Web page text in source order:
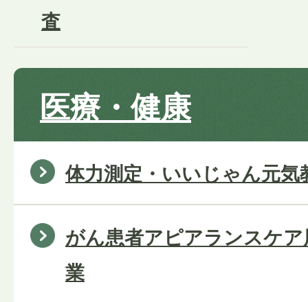
査
医療・健康
体力測定・いいじゃん元
がん患者アピアランスケ
業